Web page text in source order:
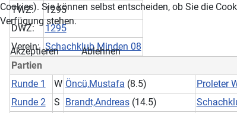
TWZ:
1295
DWZ:
1295
Verein: Schachklub Minden 08
Partien
Runde 1
W Öncü,Mustafa (8.5) Proleter
Runde 2
S Brandt,Andreas(14.5)
Cookies). Sie können selbst entscheiden, ob Sie die
Verfügung stehen.
Akzeptieren
Ablehnen